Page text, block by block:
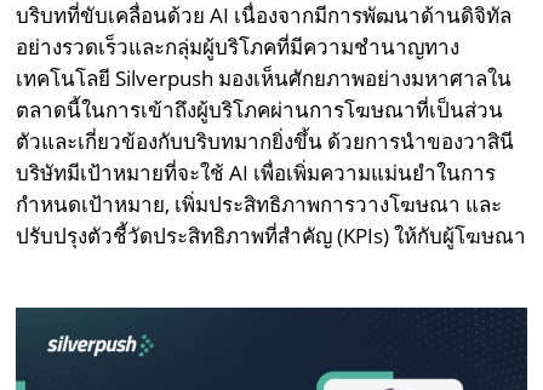
บริบทที่ขับเคลื่อนด้วย AI เนื่องจากมีการพัฒนาด้านดิจิทัล
อย่างรวดเร็วและกลุ่มผู้บริโภคที่มีความชำนาญทาง
เทคโนโลยี Silverpush มองเห็นศักยภาพอย่างมหาศาลใน
ตลาดนี้ในการเข้าถึงผู้บริโภคผ่านการโฆษณาที่เป็นส่วน
ตัวและเกี่ยวข้องกับบริบทมากยิ่งขึ้น ด้วยการนำของวาสินี
บริษัทมีเป้าหมายที่จะใช้ AI เพื่อเพิ่มความแม่นยำในการ
กำหนดเป้าหมาย, เพิ่มประสิทธิภาพการวางโฆษณา และ
ปรับปรุงตัวชี้วัดประสิทธิภาพที่สำคัญ (KPIs) ให้กับผู้โฆษณา